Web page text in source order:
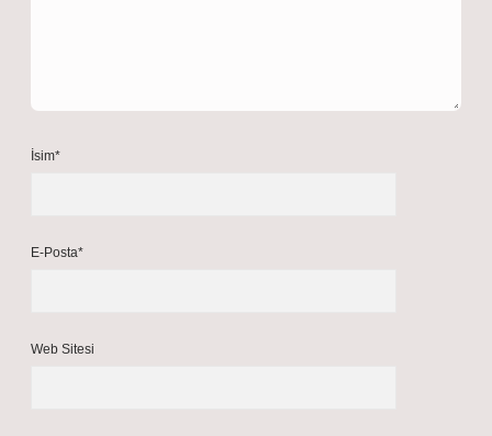
İsim*
E-Posta*
Web Sitesi